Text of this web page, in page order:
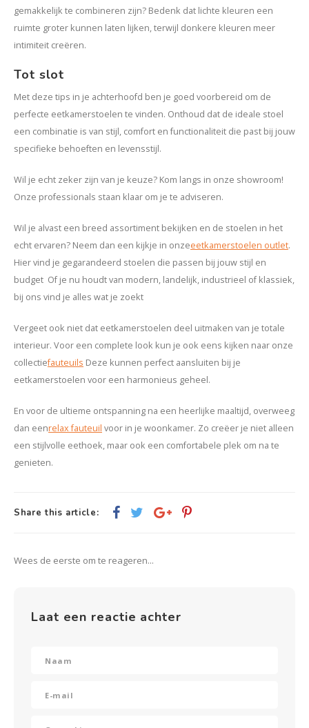
gemakkelijk te combineren zijn? Bedenk dat lichte kleuren een
ruimte groter kunnen laten lijken, terwijl donkere kleuren meer
intimiteit creëren.
Tot slot
Met deze tips in je achterhoofd ben je goed voorbereid om de
perfecte eetkamerstoelen te vinden. Onthoud dat de ideale stoel
een combinatie is van stijl, comfort en functionaliteit die past bij jouw
specifieke behoeften en levensstijl.
Wil je echt zeker zijn van je keuze? Kom langs in onze showroom!
Onze professionals staan klaar om je te adviseren.
Wil je alvast een breed assortiment bekijken en de stoelen in het
echt ervaren? Neem dan een kijkje in onzeeetkamerstoelen outlet.
Hier vind je gegarandeerd stoelen die passen bij jouw stijl en
budget Of je nu houdt van modern, landelijk, industrieel of klassiek,
bij ons vind je alles wat je zoekt
Vergeet ook niet dat eetkamerstoelen deel uitmaken van je totale
interieur. Voor een complete look kun je ook eens kijken naar onze
collectiefauteuils Deze kunnen perfect aansluiten bij je
eetkamerstoelen voor een harmonieus geheel.
En voor de ultieme ontspanning na een heerlijke maaltijd, overweeg
dan eenrelax fauteuil voor in je woonkamer. Zo creëer je niet alleen
een stijlvolle eethoek, maar ook een comfortabele plek om na te
genieten.
Share this article:
Wees de eerste om te reageren...
Laat een reactie achter